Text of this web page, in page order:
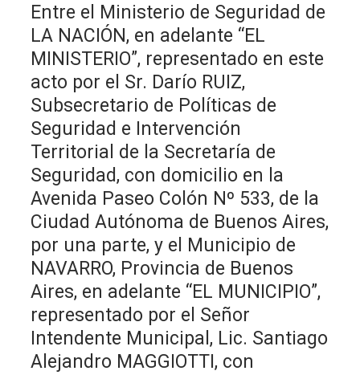
Entre el Ministerio de Seguridad de
LA NACIÓN, en adelante “EL
MINISTERIO”, representado en este
acto por el Sr. Darío RUIZ,
Subsecretario de Políticas de
Seguridad e Intervención
Territorial de la Secretaría de
Seguridad, con domicilio en la
Avenida Paseo Colón Nº 533, de la
Ciudad Autónoma de Buenos Aires,
por una parte, y el Municipio de
NAVARRO, Provincia de Buenos
Aires, en adelante “EL MUNICIPIO”,
representado por el Señor
Intendente Municipal, Lic. Santiago
Alejandro MAGGIOTTI, con